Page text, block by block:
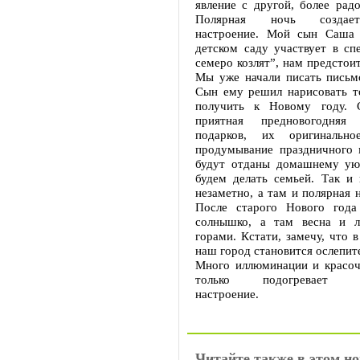
явление с другой, более
Полярная ночь
настроение. Мой сын
детском саду участвует в
семеро козлят”, нам
Мы уже начали писать
Сын ему решил нарисовать
получить к Новому году.
приятная
подарков, их
продумывание
будут отданы домашнему
будем делать семьей. Так и
незаметно, а там и полярная
После старого Нового
солнышко, а там весна и
горами. Кстати, замечу, что
наш город становится
Много иллюминации и
только подогревает
настроение.